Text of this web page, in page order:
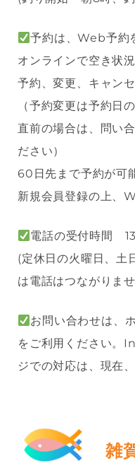
予約は、Web予約
オンラインで空き状況
予約、変更、キャン
（予約変更は予約日
直前の場合は、問い
ださい）
60日先まで予約が可
新規会員登録の上、
電話の受付時間
(定休日の火曜日、土
は電話はつながりま
お問い合わせは、
をご利用ください。
ジでの対応は、現在
雑